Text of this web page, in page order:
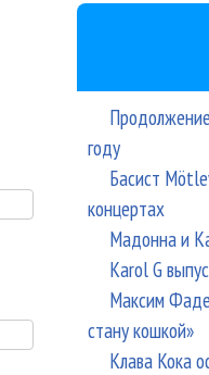
году
Басист
концертах
Мадонна и
Karol G
Максим
стану кошкой»
Клава Кока